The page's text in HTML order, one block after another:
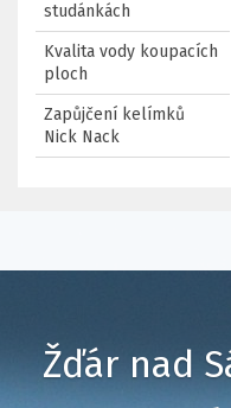
studánkách
Kvalita vody koupacích
ploch
Zapůjčení kelímků
Nick Nack
Žďár nad